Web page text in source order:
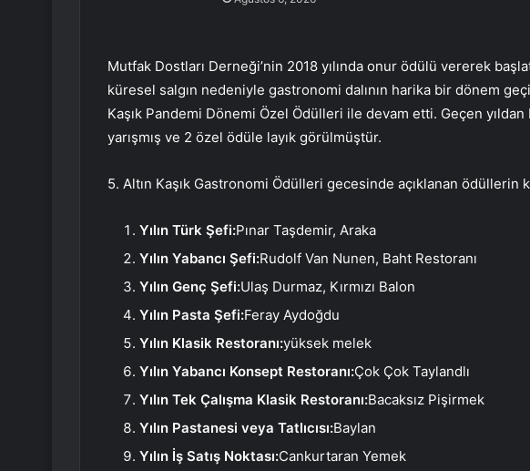
Mutfak Dostları Derneği’nin 2018 yılında onur ödülü vererek
küresel salgın nedeniyle gastronomi dalının harika bir dönem
Kaşık Pandemi Dönemi Özel Ödülleri ile devam etti. Geçen
yarışmış ve 2 özel ödüle layık görülmüştür.
5. Altın Kaşık Gastronomi Ödülleri gecesinde açıklanan ödüllerin
Yılın Türk Şefi:Pınar Taşdemir, Araka
Yılın Yabancı Şefi:Rudolf Van Nunen, Baht Restoranı
Yılın Genç Şefi:Ulaş Durmaz, Kırmızı Balon
Yılın Pasta Şefi:Feray Aydoğdu
Yılın Klasik Restoranı:yüksek melek
Yılın Yabancı Konsept Restoranı:Çok Çok Taylandlı
Yılın Tek Çalışma Klasik Restoranı:Bacaksız Pişirmek
Yılın Pastanesi veya Tatlıcısı:Baylan
Yılın İş Satış Noktası:Cankurtaran Yemek